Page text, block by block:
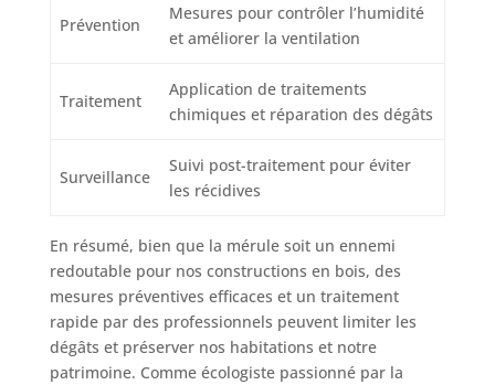
Prévention
Mesures pour contrôler l’humidité
et améliorer la ventilation
Traitement
Application de traitements
chimiques et réparation des dégâts
Surveillance
Suivi post-traitement pour éviter
les récidives
En résumé, bien que la mérule soit un ennemi
redoutable pour nos constructions en bois, des
mesures préventives efficaces et un traitement
rapide par des professionnels peuvent limiter les
dégâts et préserver nos habitations et notre
patrimoine. Comme écologiste passionné par la